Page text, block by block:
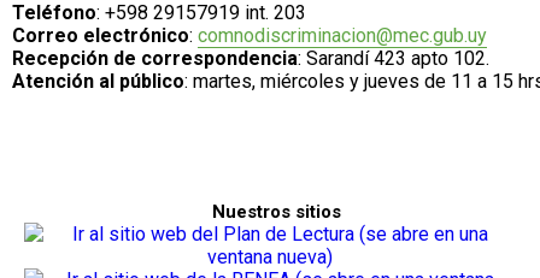
Teléfono: +598 29157919 int. 203
Correo electrónico: comnodiscriminacion@mec.gub.uy
Recepción de correspondencia: Sarandí 423 apto 102.
Atención al público: martes, miércoles y jueves de 11 a 15
Nuestros sitios